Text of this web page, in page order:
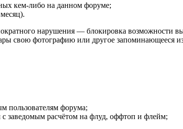
кем-либо на данном форуме;
нарушения — блокировка возможности
свою фотографию или другое запоминающееся
пользователям форума;
с заведомым расчётом на флуд, оффтоп и флейм;